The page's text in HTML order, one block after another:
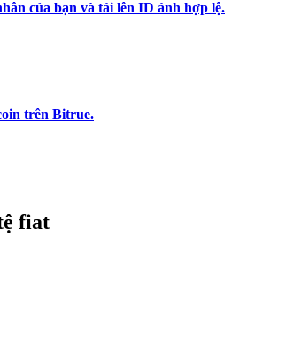
của bạn và tải lên ID ảnh hợp lệ.
trên Bitrue.
fiat